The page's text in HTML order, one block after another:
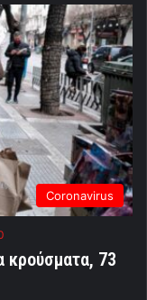
Coronavirus
κρούσματα, 73